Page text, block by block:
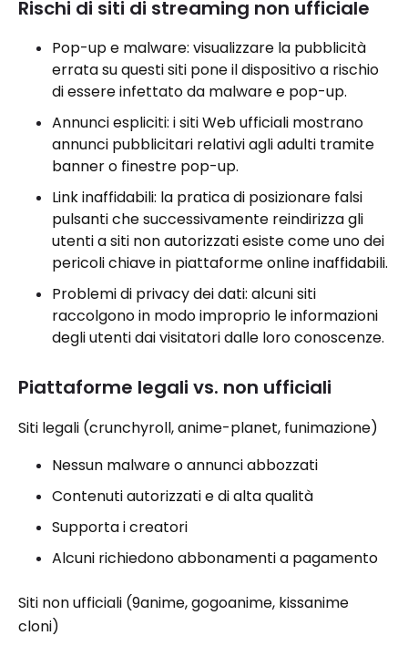
Rischi di siti di streaming non ufficiale
Pop-up e malware: visualizzare la pubblicità
errata su questi siti pone il dispositivo a rischio
di essere infettato da malware e pop-up.
Annunci espliciti: i siti Web ufficiali mostrano
annunci pubblicitari relativi agli adulti tramite
banner o finestre pop-up.
Link inaffidabili: la pratica di posizionare falsi
pulsanti che successivamente reindirizza gli
utenti a siti non autorizzati esiste come uno dei
pericoli chiave in piattaforme online inaffidabili.
Problemi di privacy dei dati: alcuni siti
raccolgono in modo improprio le informazioni
degli utenti dai visitatori dalle loro conoscenze.
Piattaforme legali vs. non ufficiali
Siti legali (crunchyroll, anime-planet, funimazione)
Nessun malware o annunci abbozzati
Contenuti autorizzati e di alta qualità
Supporta i creatori
Alcuni richiedono abbonamenti a pagamento
Siti non ufficiali (9anime, gogoanime, kissanime
cloni)